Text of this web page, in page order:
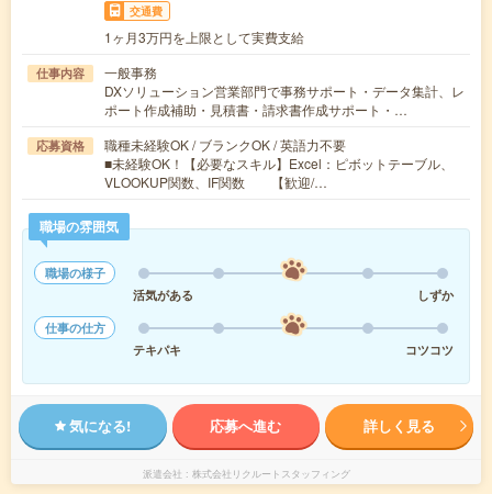
交通費
1ヶ月3万円を上限として実費支給
仕事内容
一般事務
DXソリューション営業部門で事務サポート・データ集計、レ
ポート作成補助・見積書・請求書作成サポート・…
応募資格
職種未経験OK / ブランクOK / 英語力不要
■未経験OK！【必要なスキル】Excel：ピボットテーブル、
VLOOKUP関数、IF関数 【歓迎/…
職場の雰囲気
職場の様子
活気がある
しずか
仕事の仕方
テキパキ
コツコツ
気になる! 応募へ進む 詳しく見る
派遣会社 株式会社リクルートスタッフィング